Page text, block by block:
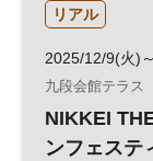
リアル
2025/12/9(火)
九段会館テラス
NIKKEI
ンフェステ